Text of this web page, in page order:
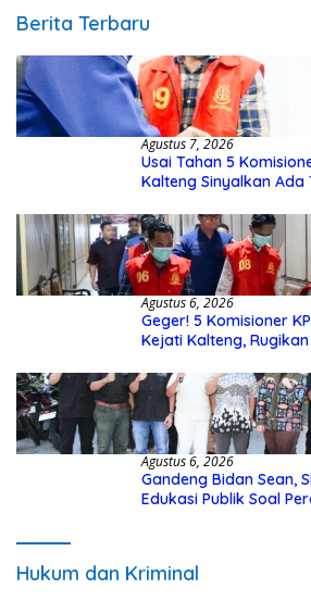
Berita Terbaru
Agustus 7, 2026
Usai Tahan 5
Kalteng Sinyalkan
Agustus 6, 2026
Geger! 5 Komisioner
Kejati Kalteng,
Agustus 6, 2026
Gandeng Bidan Sean,
Edukasi Publik Soal
Hukum dan Kriminal